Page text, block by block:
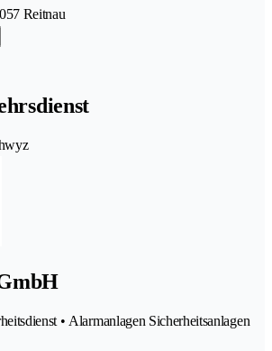
Reitnau
• Alarmanlagen Sicherheitsanlagen